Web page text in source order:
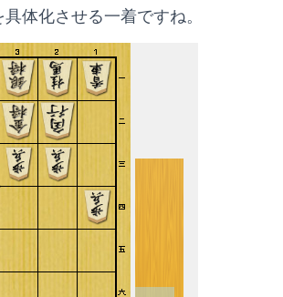
体化させる一着ですね。